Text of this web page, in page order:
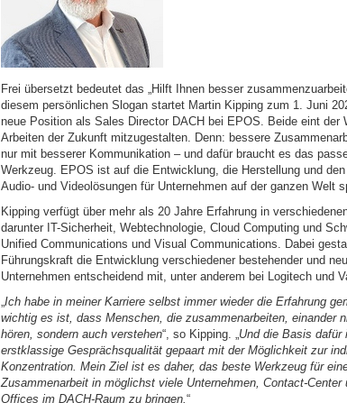
Frei übersetzt bedeutet das „Hilft Ihnen besser
diesem persönlichen Slogan startet Martin Kipping zum 1. Juni
neue Position als Sales Director DACH bei EPOS. Beide eint der
Arbeiten der Zukunft mitzugestalten. Denn: bessere
nur mit besserer Kommunikation – und dafür braucht es das
Werkzeug. EPOS ist auf die Entwicklung, die Herstellung und
Audio- und Videolösungen für Unternehmen auf der ganzen Welt
Kipping verfügt über mehr als 20 Jahre Erfahrung in
darunter IT-Sicherheit, Webtechnologie, Cloud Computing und
Unified Communications und Visual Communications. Dabei
Führungskraft die Entwicklung verschiedener bestehender und
Unternehmen entscheidend mit, unter anderem bei Logitech und
„Ich habe in meiner Karriere selbst immer wieder die Erfahrung
wichtig es ist, dass Menschen, die zusammenarbeiten, einander
hören, sondern auch verstehen“, so Kipping. „Und die Basis dafür
erstklassige Gesprächsqualität gepaart mit der Möglichkeit zur
Konzentration. Mein Ziel ist es daher, das beste Werkzeug für
Zusammenarbeit in möglichst viele Unternehmen, Contact-Center
Offices im DACH-Raum zu bringen.“